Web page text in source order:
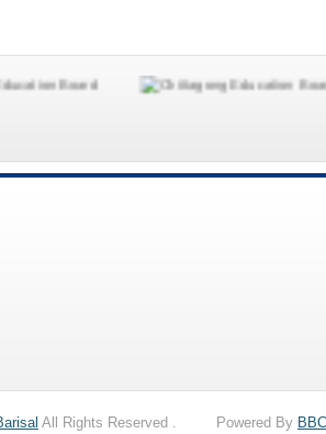
All Rights Reserved . Powered By